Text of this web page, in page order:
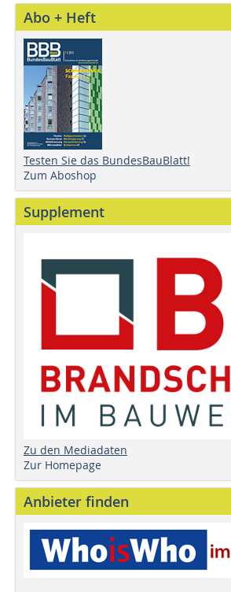
Abo + Heft
Testen Sie das BundesBauBlatt!
Zum Aboshop
Supplement
Zu den Mediadaten
Zur Homepage
Anbieter finden